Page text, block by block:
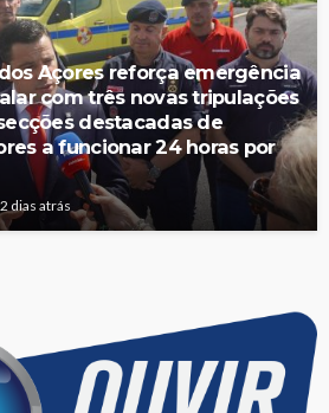
dos Açores reforça emergência
com três novas tripulações
destacadas de
a funcionar 24 horas por
2 dias atrás